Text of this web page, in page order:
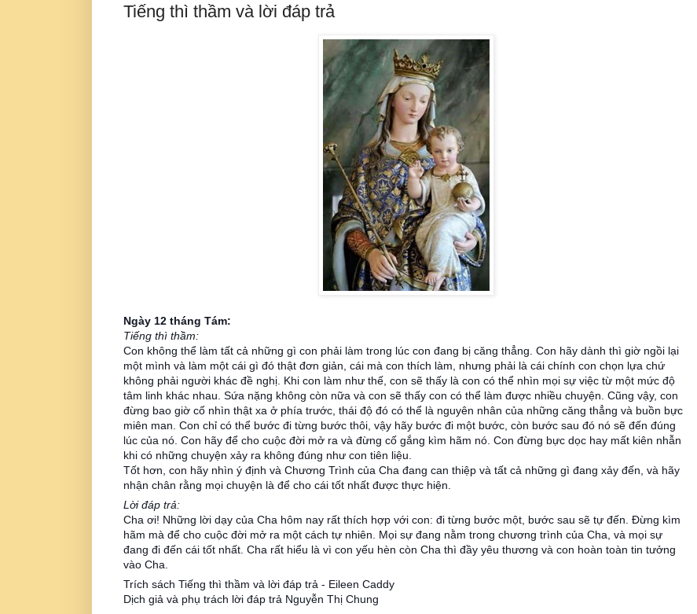
Tiếng thì thầm và lời đáp trả
Ngày 12 tháng Tám:
Tiếng thì thầm:
Con không thể làm tất cả những gì con phải làm trong lúc con đang bị căng thẳng. Con hãy dành thì giờ ngồi lại
một mình và làm một cái gì đó thật đơn giản, cái mà con thích làm, nhưng phải là cái chính con chọn lựa chứ
không phải người khác đề nghị. Khi con làm như thế, con sẽ thấy là con có thể nhìn mọi sự việc từ một mức độ
tâm linh khác nhau. Sứa nặng không còn nữa và con sẽ thấy con có thể làm được nhiều chuyện. Cũng vậy, con
đừng bao giờ cố nhìn thật xa ở phía trước, thái độ đó có thể là nguyên nhân của những căng thẳng và buồn bực
miên man. Con chỉ có thể bước đi từng bước thôi, vậy hãy bước đi một bước, còn bước sau đó nó sẽ đến đúng
lúc của nó. Con hãy để cho cuộc đời mở ra và đừng cố gắng kìm hãm nó. Con đừng bực dọc hay mất kiên nhẫn
khi có những chuyện xảy ra không đúng như con tiên liệu.
Tốt hơn, con hãy nhìn ý định và Chương Trình của Cha đang can thiệp và tất cả những gì đang xảy đến, và hãy
nhận chân rằng mọi chuyện là để cho cái tốt nhất được thực hiện.
Lời đáp trả:
Cha ơi! Những lời dạy của Cha hôm nay rất thích hợp với con: đi từng bước một, bước sau sẽ tự đến. Đừng kìm
hãm mà để cho cuộc đời mở ra một cách tự nhiên. Mọi sự đang nằm trong chương trình của Cha, và mọi sự
đang đi đến cái tốt nhất. Cha rất hiểu là vì con yếu hèn còn Cha thì đầy yêu thương và con hoàn toàn tin tưởng
vào Cha.
Trích sách Tiếng thì thầm và lời đáp trả - Eileen Caddy
Dịch giả và phụ trách lời đáp trả Nguyễn Thị Chung